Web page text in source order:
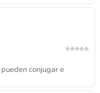
conjugar e